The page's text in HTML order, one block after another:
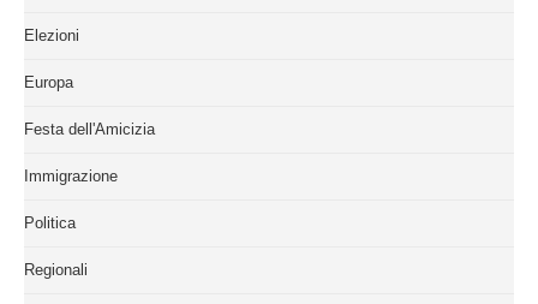
Elezioni
Europa
Festa dell'Amicizia
Immigrazione
Politica
Regionali